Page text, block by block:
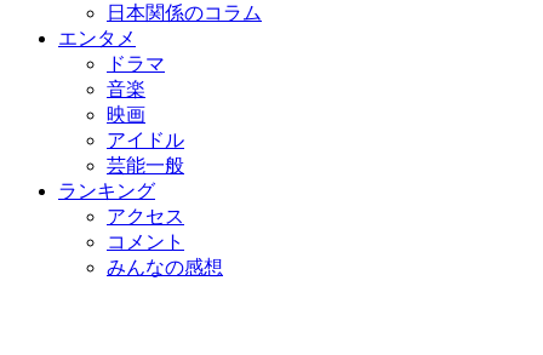
日本関係のコラム
エンタメ
ドラマ
音楽
映画
アイドル
芸能一般
ランキング
アクセス
コメント
みんなの感想